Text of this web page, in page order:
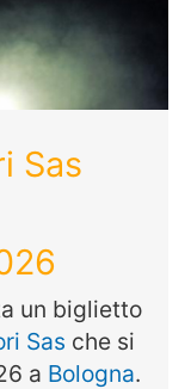
Sas
un biglietto
Sas che si
a Bologna.